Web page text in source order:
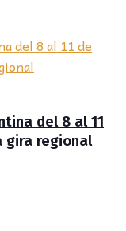
del 8 al 11
gira regional